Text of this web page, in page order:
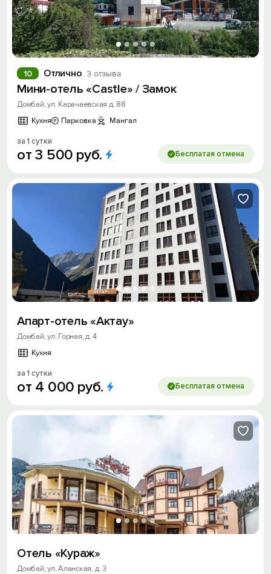
Отлично 3 отзыва
10
Мини-отель «Castle» / Замок
Домбай, ул. Карачаевская д. 88
Кухня
Парковка Мангал
за 1 сутки
от3 500 руб. Бесплатая отмена
Апарт-отель «Актау»
Домбай, ул. Горная, д. 4
Кухня
за 1 сутки
от 4 000 руб. Бесплатая отмена
Отель «Кураж»
Домбай, ул. Аланская, д. 3